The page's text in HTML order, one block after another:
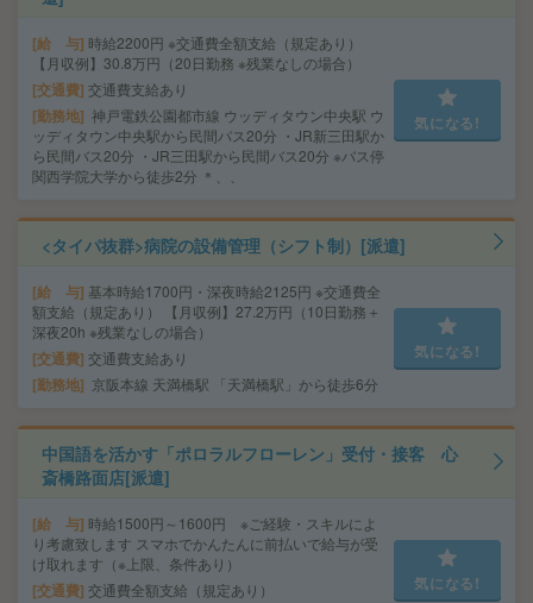
給 与 時給2200円 ※交通費全額支給（規定あり）
【月収例】30.8万円（20日勤務 ※残業なしの場合）
交通費 交通費支給あり
勤務地 神戸電鉄公園都市線 ウッディタウン中央駅 ウ
ッディタウン中央駅から民間バス20分 ・JR新三田駅か
ら民間バス20分 ・JR三田駅から民間バス20分 ※バス停
関西学院大学から徒歩2分 ＊、、
気になる!
<タイパ抜群>病院の設備管理（シフト制）[派遣]
給 与 基本時給1700円・深夜時給2125円 ※交通費全
額支給（規定あり） 【月収例】27.2万円（10日勤務＋
深夜20h ※残業なしの場合）
交通費 交通費支給あり
勤務地 京阪本線 天満橋駅 「天満橋駅」から徒歩6分
気になる!
中国語を活かす「ポロラルフローレン」受付・接客 心
斎橋路面店[派遣]
給 与 時給1500円～1600円 ※ご経験・スキルによ
り考慮致します スマホでかんたんに前払いで給与が受
け取れます（※上限、条件あり）
交通費 交通費全額支給（規定あり） 気になる!